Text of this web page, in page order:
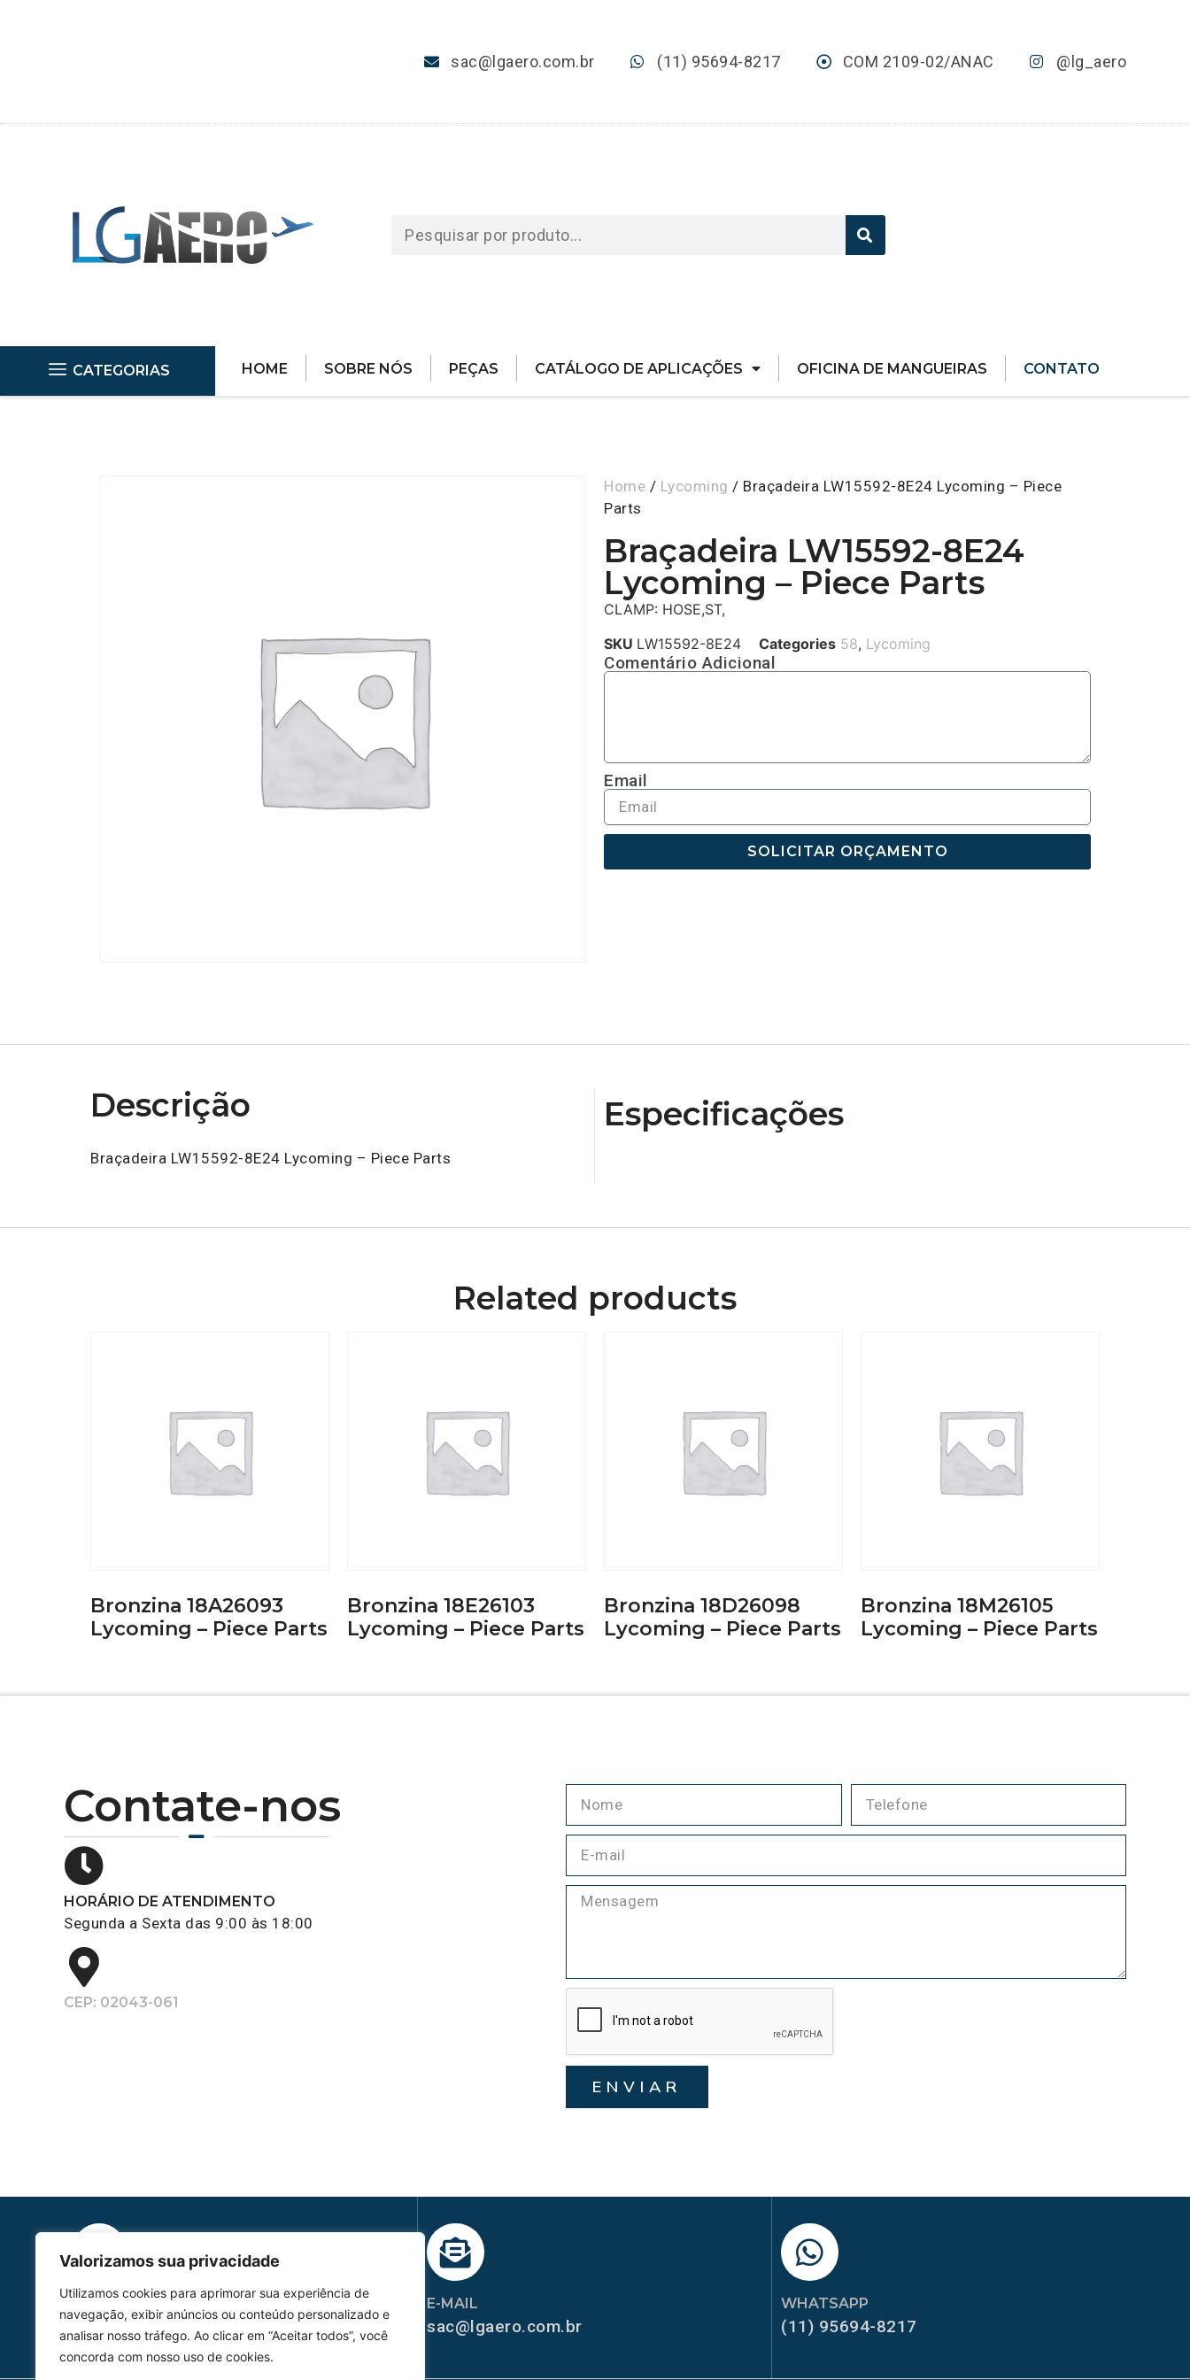
Valorizamos sua privacidade
Utilizamos cookies para aprimorar sua experiência de
navegação, exibir anúncios ou conteúdo personalizado e
analisar nosso tráfego. Ao clicar em “Aceitar todos”, você
concorda com nosso uso de cookies.
sac@lgaero.com.br (11) 95694-8217 COM 2109-02/ANAC @lg_aero
CATEGORIAS HOME SOBRE NÓS PEÇAS CATÁLOGO DE APLICAÇÕES OFICINA DE MANGUEIRAS CONTATO
Home / Lycoming / Braçadeira LW15592-8E24 Lycoming – Piece
Parts
Braçadeira LW15592-8E24
Lycoming – Piece Parts
CLAMP: HOSE,ST,
SKU LW15592-8E24 Categories 58, Lycoming
Comentário Adicional
Email
SOLICITAR ORÇAMENTO
Descrição
Braçadeira LW15592-8E24 Lycoming – Piece Parts
Especificações
Related products
Bronzina 18A26093
Lycoming – Piece Parts
Bronzina 18E26103
Lycoming – Piece Parts
Bronzina 18D26098
Lycoming – Piece Parts
Bronzina 18M26105
Lycoming – Piece Parts
Contate-nos
HORÁRIO DE ATENDIMENTO
Segunda a Sexta das 9:00 às 18:00
CEP: 02043-061
ENVIAR
HOMOLGAÇÃO
COM 2109-02/ANAC
E-MAIL
sac@lgaero.com.br
WHATSAPP
(11) 95694-8217